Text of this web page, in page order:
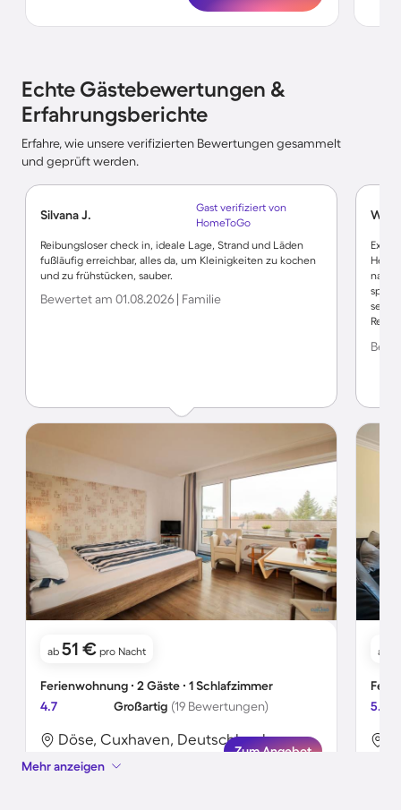
Echte Gästebewertungen &
Erfahrungsberichte
Erfahre, wie unsere verifizierten Bewertungen gesammelt
und geprüft werden.
Silvana J.
Gast verifiziert von
HomeToGo
Reibungsloser check in, ideale Lage, Strand und Läden
fußläufig erreichbar, alles da, um Kleinigkeiten zu kochen
und zu frühstücken, sauber.
Bewertet am 01.08.2026 | Familie
ab 51 € pro Nacht
Ferienwohnung ∙ 2 Gäste ∙ 1 Schlafzimmer
4.7
Großartig (19 Bewertungen)
Döse, Cuxhaven, Deutschland
Zum Angebot
seit
ab
5.0
Mehr anzeigen